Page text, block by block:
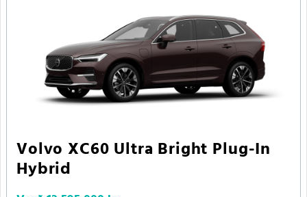
Volvo XC60 Ultra Bright Plug-In
Hybrid